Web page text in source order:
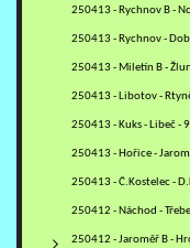
250413 - Rychnov B -
250413 - Rychnov -
250413 - Miletín B -
250413 - Libotov -
250413 - Kuks - Libeč -
250413 - Hořice -
250413 - Č.Kostelec -
250412 - Náchod -
250412 - Jaroměř B -